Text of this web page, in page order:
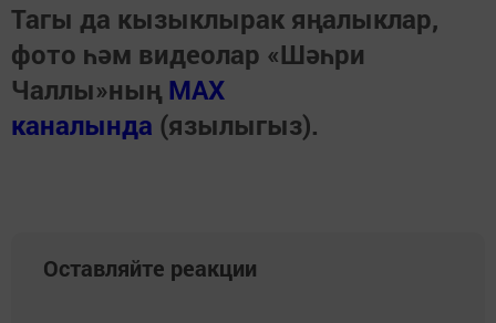
Тагы да кызыклырак яңалыклар,
фото һәм видеолар «Шәһри
Чаллы»ның MAX
каналында (язылыгыз).
Оставляйте реакции